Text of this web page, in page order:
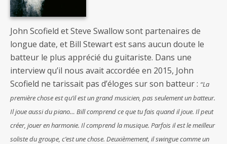
John Scofield et Steve Swallow sont partenaires de
longue date, et Bill Stewart est sans aucun doute le
batteur le plus apprécié du guitariste. Dans une
interview qu’il nous avait accordée en 2015, John
Scofield ne tarissait pas d’éloges sur son batteur : “La
première chose est qu’il est un grand musicien, pas seulement un batteur.
Il joue aussi du piano… Bill comprend ce que tu fais quand il joue. Il peut
créer, jouer en harmonie. Ilcomprend la musique. Parfois il est le meilleur
soliste du groupe, c’est une chose. Deuxièmement, il swingue comme un